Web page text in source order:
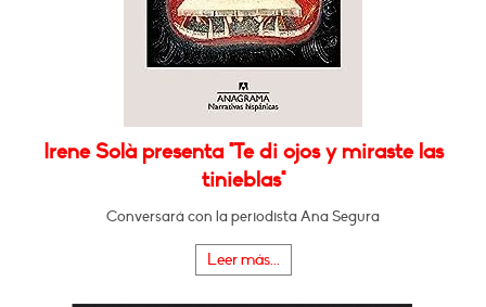
Irene Solà presenta "Te di ojos y miraste las
tinieblas"
Conversará con la periodista Ana Segura
Leer más...